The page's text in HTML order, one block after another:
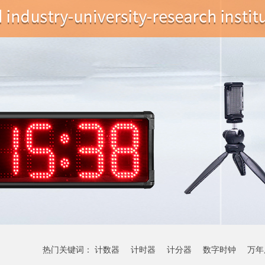
热门关键词： 计数器 计时器 计分器 数字时钟 万